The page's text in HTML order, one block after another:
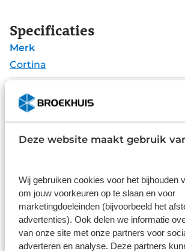
Deze website maakt gebruik
Wij gebruiken cookies voor het bijhouden
om jouw voorkeuren op te slaan en voor
marketingdoeleinden (bijvoorbeeld het
advertenties). Ook delen we informatie
van onze site met onze partners voor
adverteren en analyse. Deze partners
aluminium biedt dit krat een
duurzame oplossing voor dagelijks
Specificaties
Merk
Cortina
Fietskrat
van de leverancier. Op basis van
leverancier kunnen specificaties afwijken.